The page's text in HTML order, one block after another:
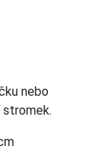
nebo
stromek.